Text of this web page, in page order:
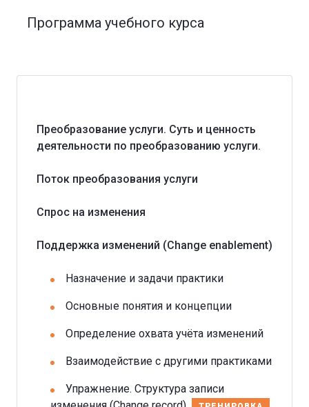
Программа учебного курса
Преобразование услуги. Суть и ценность
деятельности по преобразованию услуги.
Поток преобразования услуги
Спрос на изменения
Поддержка изменений (Change enablement)
Назначение и задачи практики
Основные понятия и концепции
Определение охвата учёта изменений
Взаимодействие с другими практиками
Упражнение. Структура записи